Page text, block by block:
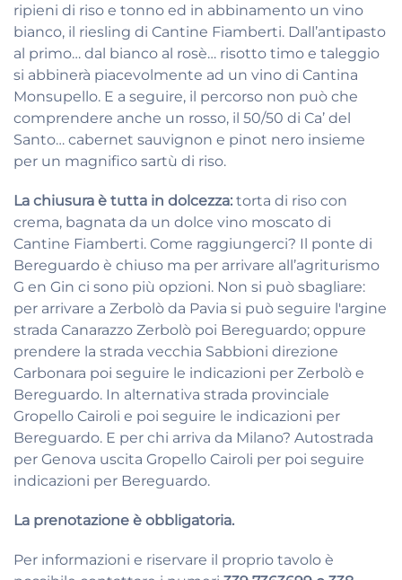
ripieni di riso e tonno ed in abbinamento un vino
bianco, il riesling di Cantine Fiamberti. Dall’antipasto
al primo… dal bianco al rosè… risotto timo e taleggio
si abbinerà piacevolmente ad un vino di Cantina
Monsupello. E a seguire, il percorso non può che
comprendere anche un rosso, il 50/50 di Ca’ del
Santo… cabernet sauvignon e pinot nero insieme
per un magnifico sartù di riso.
La chiusura è tutta in dolcezza: torta di riso con
crema, bagnata da un dolce vino moscato di
Cantine Fiamberti. Come raggiungerci? Il ponte di
Bereguardo è chiuso ma per arrivare all’agriturismo
G en Gin ci sono più opzioni. Non si può sbagliare:
per arrivare a Zerbolò da Pavia si può seguire l'argine
strada Canarazzo Zerbolò poi Bereguardo; oppure
prendere la strada vecchia Sabbioni direzione
Carbonara poi seguire le indicazioni per Zerbolò e
Bereguardo. In alternativa strada provinciale
Gropello Cairoli e poi seguire le indicazioni per
Bereguardo. E per chi arriva da Milano? Autostrada
per Genova uscita Gropello Cairoli per poi seguire
indicazioni per Bereguardo.
La prenotazione è obbligatoria.
Per informazioni e riservare il proprio tavolo è